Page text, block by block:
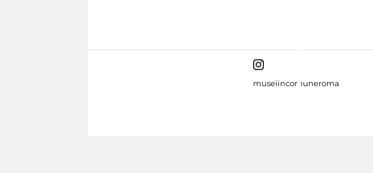
museiincomuneroma